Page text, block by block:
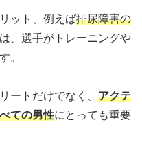
ット、例えば排尿障害の
は、選手がトレーニングや
。
ートだけでなく、 アクテ
ての男性にとっても重要